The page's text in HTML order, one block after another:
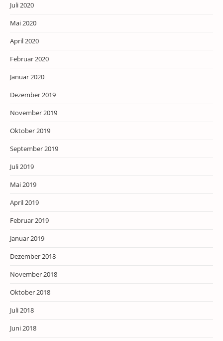
Juli 2020
Mai 2020
April 2020
Februar 2020
Januar 2020
Dezember 2019
November 2019
Oktober 2019
September 2019
Juli 2019
Mai 2019
April 2019
Februar 2019
Januar 2019
Dezember 2018
November 2018
Oktober 2018
Juli 2018
Juni 2018